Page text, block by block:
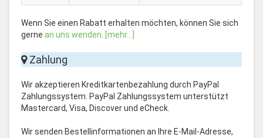
Wenn Sie einen Rabatt erhalten möchten, können Sie sich
gerne an uns wenden. [mehr...]
Zahlung
Wir akzeptieren Kreditkartenbezahlung durch PayPal
Zahlungssystem. PayPal Zahlungssystem unterstützt
Mastercard, Visa, Discover und eCheck.
Wir senden Bestellinformationen an Ihre E-Mail-Adresse,